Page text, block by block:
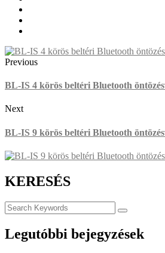
Previous
BL-IS 4 körös beltéri Bluetooth
Next
BL-IS 9 körös beltéri Bluetooth
KERESÉS
Legutóbbi bejegyzések